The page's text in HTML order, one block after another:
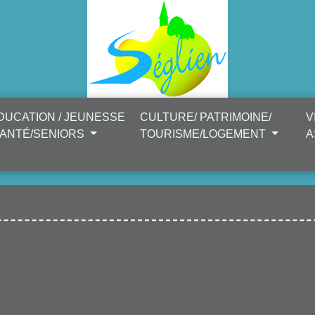
/ JEUNESSE
SENIORS
CULTURE/ PATRIMOINE/
TOURISME/LOGEMENT